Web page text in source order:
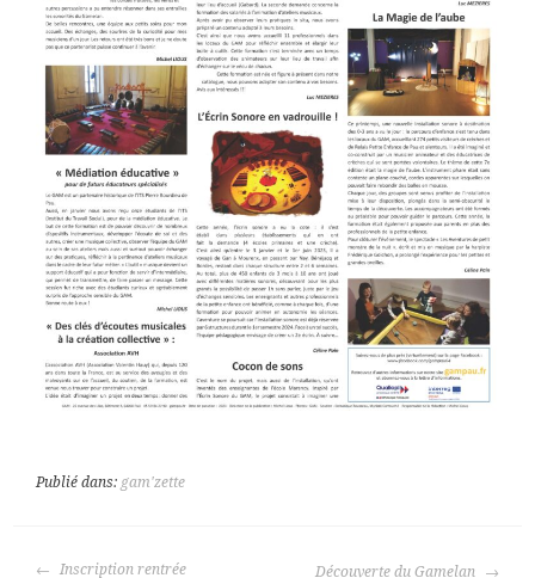
Publié dans: gam'zette
NAVIGATION
Inscription rentrée
Découverte du Gamelan